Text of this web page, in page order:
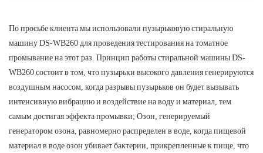
По просьбе клиента мы использовали пузырьковую стиральную
машину DS-WB260 для проведения тестирования на томатное
промывание на этот раз. Принцип работы стиральной машины DS-
WB260 состоит в том, что пузырьки высокого давления генерируются
воздушным насосом, когда разрывы пузырьков он будет вызывать
интенсивную вибрацию и воздействие на воду и материал, тем
самым достигая эффекта промывки; Озон, генерируемый
генератором озона, равномерно распределен в воде, когда пищевой
материал в воде озон убивает бактерии, прикрепленные к пище, что